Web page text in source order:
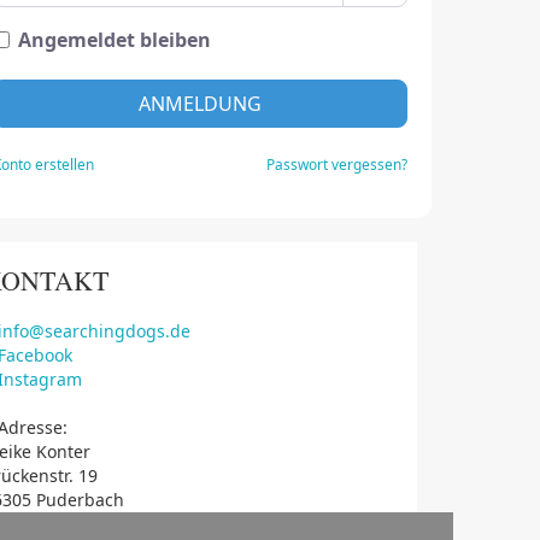
Angemeldet bleiben
ANMELDUNG
erstellen Passwort vergessen?
info@searchingdogs.de
Facebook
Konter
19
Puderbach